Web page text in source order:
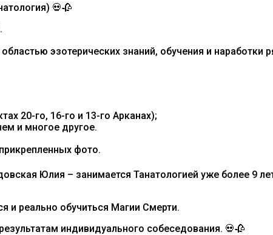
💀🥀
эзотерических знаний, обучения и наработки
20-го, 16-го и 13-го Арканах);
и многое другое.
фото.
Юлия – занимается Танатологией уже более 9
и реально обучиться Магии Смерти.
индивидуального собеседования. 💀🥀